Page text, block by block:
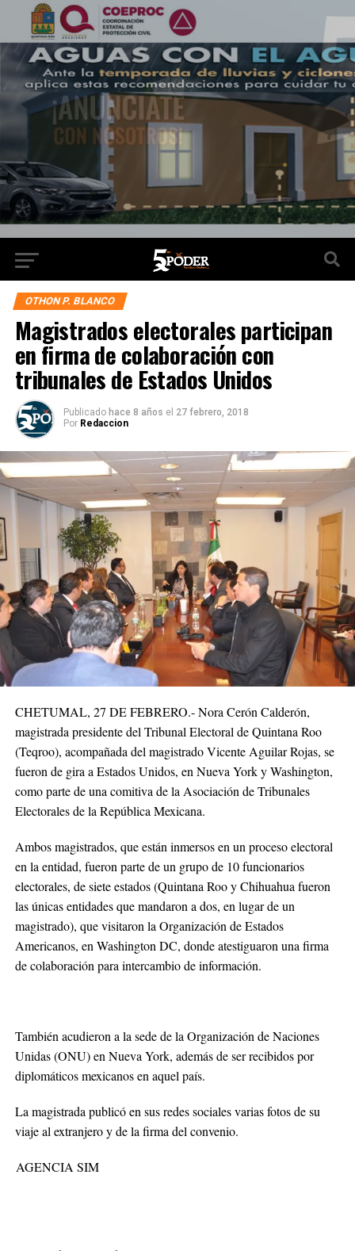
OTHON P. BLANCO
Magistrados electorales participan
en firma de colaboración con
tribunales de Estados Unidos
Publicado hace 8 años el 27 febrero, 2018
Por Redaccion
CHETUMAL, 27 DE FEBRERO.- Nora Cerón Calderón,
magistrada presidente del Tribunal Electoral de Quintana Roo
(Teqroo), acompañada del magistrado Vicente Aguilar Rojas, se
fueron de gira a Estados Unidos, en Nueva York y Washington,
como parte de una comitiva de la Asociación de Tribunales
Electorales de la República Mexicana.
Ambos magistrados, que están inmersos en un proceso electoral
en la entidad, fueron parte de un grupo de 10 funcionarios
electorales, de siete estados (Quintana Roo y Chihuahua fueron
las únicas entidades que mandaron a dos, en lugar de un
magistrado), que visitaron la Organización de Estados
Americanos, en Washington DC, donde atestiguaron una firma
de colaboración para intercambio de información.
También acudieron a la sede de la Organización de Naciones
Unidas (ONU) en Nueva York, además de ser recibidos por
diplomáticos mexicanos en aquel país.
La magistrada publicó en sus redes sociales varias fotos de su
viaje al extranjero y de la firma del convenio.
AGENCIA SIM